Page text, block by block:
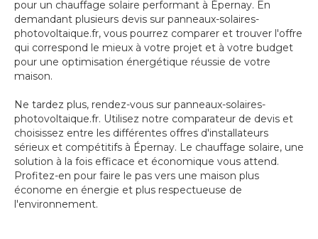
pour un chauffage solaire performant à Épernay. En
demandant plusieurs devis sur panneaux-solaires-
photovoltaique.fr, vous pourrez comparer et trouver l'offre
qui correspond le mieux à votre projet et à votre budget
pour une optimisation énergétique réussie de votre
maison.
Ne tardez plus, rendez-vous sur panneaux-solaires-
photovoltaique.fr. Utilisez notre comparateur de devis et
choisissez entre les différentes offres d'installateurs
sérieux et compétitifs à Épernay. Le chauffage solaire, une
solution à la fois efficace et économique vous attend.
Profitez-en pour faire le pas vers une maison plus
économe en énergie et plus respectueuse de
l'environnement.